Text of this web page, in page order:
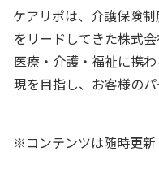
ケアリポは、介護保険
をリードしてきた株式
医療・介護・福祉に携
現を目指し、お客様の
※コンテンツは随時更